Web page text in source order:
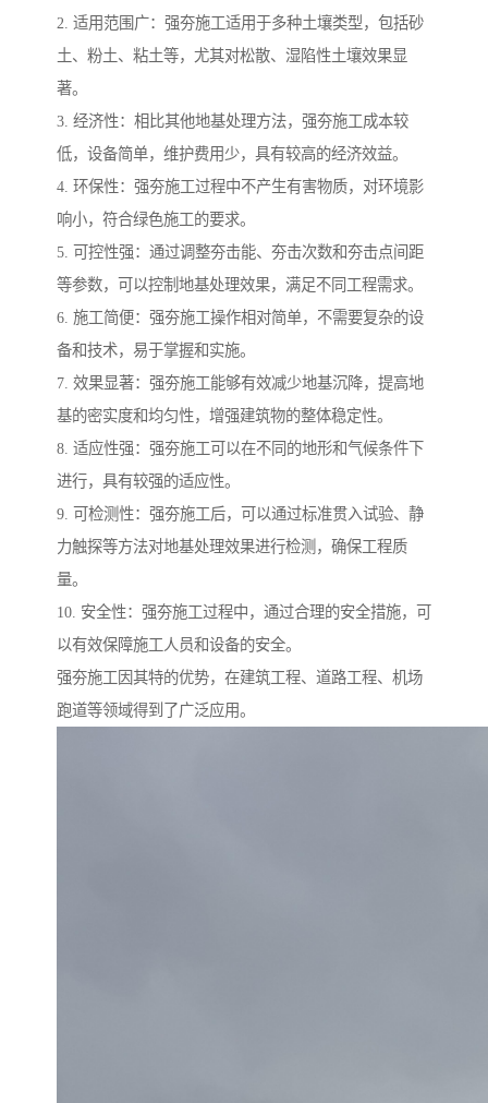
2. 适用范围广：强夯施工适用于多种土壤类型，包括砂
土、粉土、粘土等，尤其对松散、湿陷性土壤效果显
著。
3. 经济性：相比其他地基处理方法，强夯施工成本较
低，设备简单，维护费用少，具有较高的经济效益。
4. 环保性：强夯施工过程中不产生有害物质，对环境影
响小，符合绿色施工的要求。
5. 可控性强：通过调整夯击能、夯击次数和夯击点间距
等参数，可以控制地基处理效果，满足不同工程需求。
6. 施工简便：强夯施工操作相对简单，不需要复杂的设
备和技术，易于掌握和实施。
7. 效果显著：强夯施工能够有效减少地基沉降，提高地
基的密实度和均匀性，增强建筑物的整体稳定性。
8. 适应性强：强夯施工可以在不同的地形和气候条件下
进行，具有较强的适应性。
9. 可检测性：强夯施工后，可以通过标准贯入试验、静
力触探等方法对地基处理效果进行检测，确保工程质
量。
10. 安全性：强夯施工过程中，通过合理的安全措施，可
以有效保障施工人员和设备的安全。
强夯施工因其特的优势，在建筑工程、道路工程、机场
跑道等领域得到了广泛应用。